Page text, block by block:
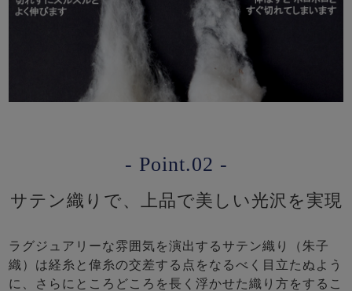
- Point.02 -
サテン織りで、上品で美しい光沢を実現
ラグジュアリーな雰囲気を演出するサテン織り（朱子
織）は経糸と偉糸の交差する点をなるべく目立たぬよう
に、さらにところどころを長く浮かせた織り方をするこ